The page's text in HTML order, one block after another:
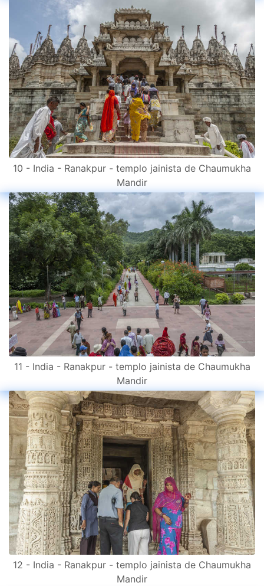
10 - India - Ranakpur - templo jainista de Chaumukha
Mandir
11 - India - Ranakpur - templo jainista de Chaumukha
Mandir
12 - India - Ranakpur - templo jainista de Chaumukha
Mandir